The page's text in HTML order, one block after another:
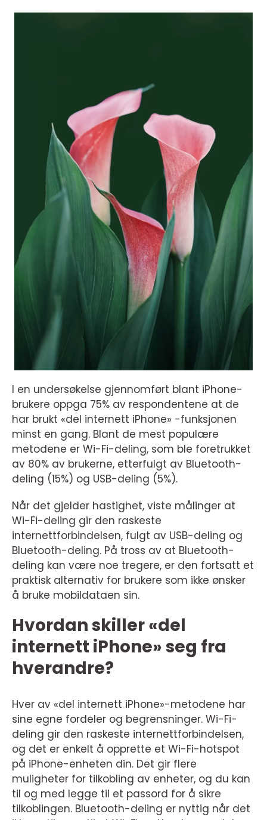
I en undersøkelse gjennomført blant iPhone-
brukere oppga 75% av respondentene at de
har brukt «del internett iPhone» -funksjonen
minst en gang. Blant de mest populære
metodene er Wi-Fi-deling, som ble foretrukket
av 80% av brukerne, etterfulgt av Bluetooth-
deling (15%) og USB-deling (5%).
Når det gjelder hastighet, viste målinger at
Wi-Fi-deling gir den raskeste
internettforbindelsen, fulgt av USB-deling og
Bluetooth-deling. På tross av at Bluetooth-
deling kan være noe tregere, er den fortsatt et
praktisk alternativ for brukere som ikke ønsker
å bruke mobildataen sin.
Hvordan skiller «del
internett iPhone» seg fra
hverandre?
Hver av «del internett iPhone»-metodene har
sine egne fordeler og begrensninger. Wi-Fi-
deling gir den raskeste internettforbindelsen,
og det er enkelt å opprette et Wi-Fi-hotspot
på iPhone-enheten din. Det gir flere
muligheter for tilkobling av enheter, og du kan
til og med legge til et passord for å sikre
tilkoblingen. Bluetooth-deling er nyttig når det